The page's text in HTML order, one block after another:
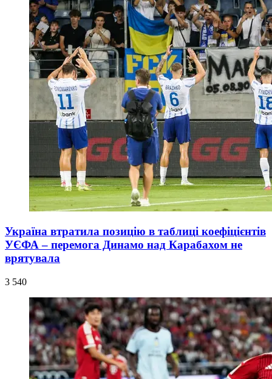
Україна втратила позицію в таблиці коефіцієнтів
УЄФА – перемога Динамо над Карабахом не
врятувала
3 540